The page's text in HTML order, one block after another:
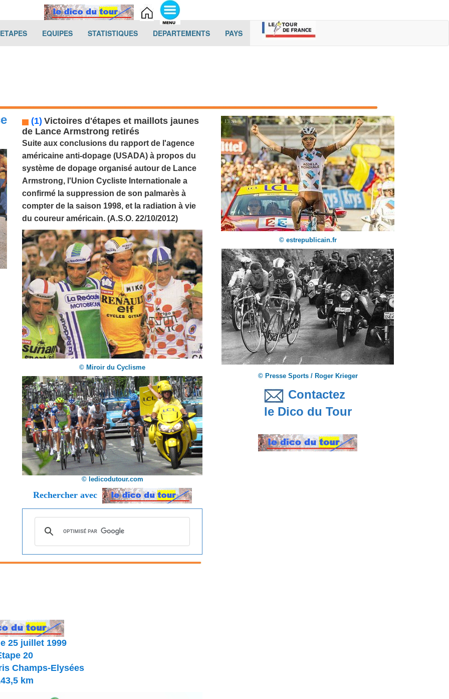
(current)EQUIPES(current)STATISTIQUES(current)DEPARTEMENTS(current)
PAYS(cur
(1) Victoires d'étapes et maillots jaunes
de Lance Armstrong retirés
Suite aux conclusions du rapport de l'agence
américaine anti-dopage (USADA) à propos du
système de dopage organisé autour de Lance
Armstrong, l'Union Cycliste Internationale a
confirmé la suppression de son palmarès à
compter de la saison 1998, et la radiation à vie
du coureur américain. (A.S.O. 22/10/2012)
© Miroir du Cyclisme
© ledicodutour.com
Rechercher avec
25 juillet 1999
20
Champs-Elysées
km
© estrepublicain.fr
© Presse Sports / Roger Krieger
Contactez
le Dico du Tour